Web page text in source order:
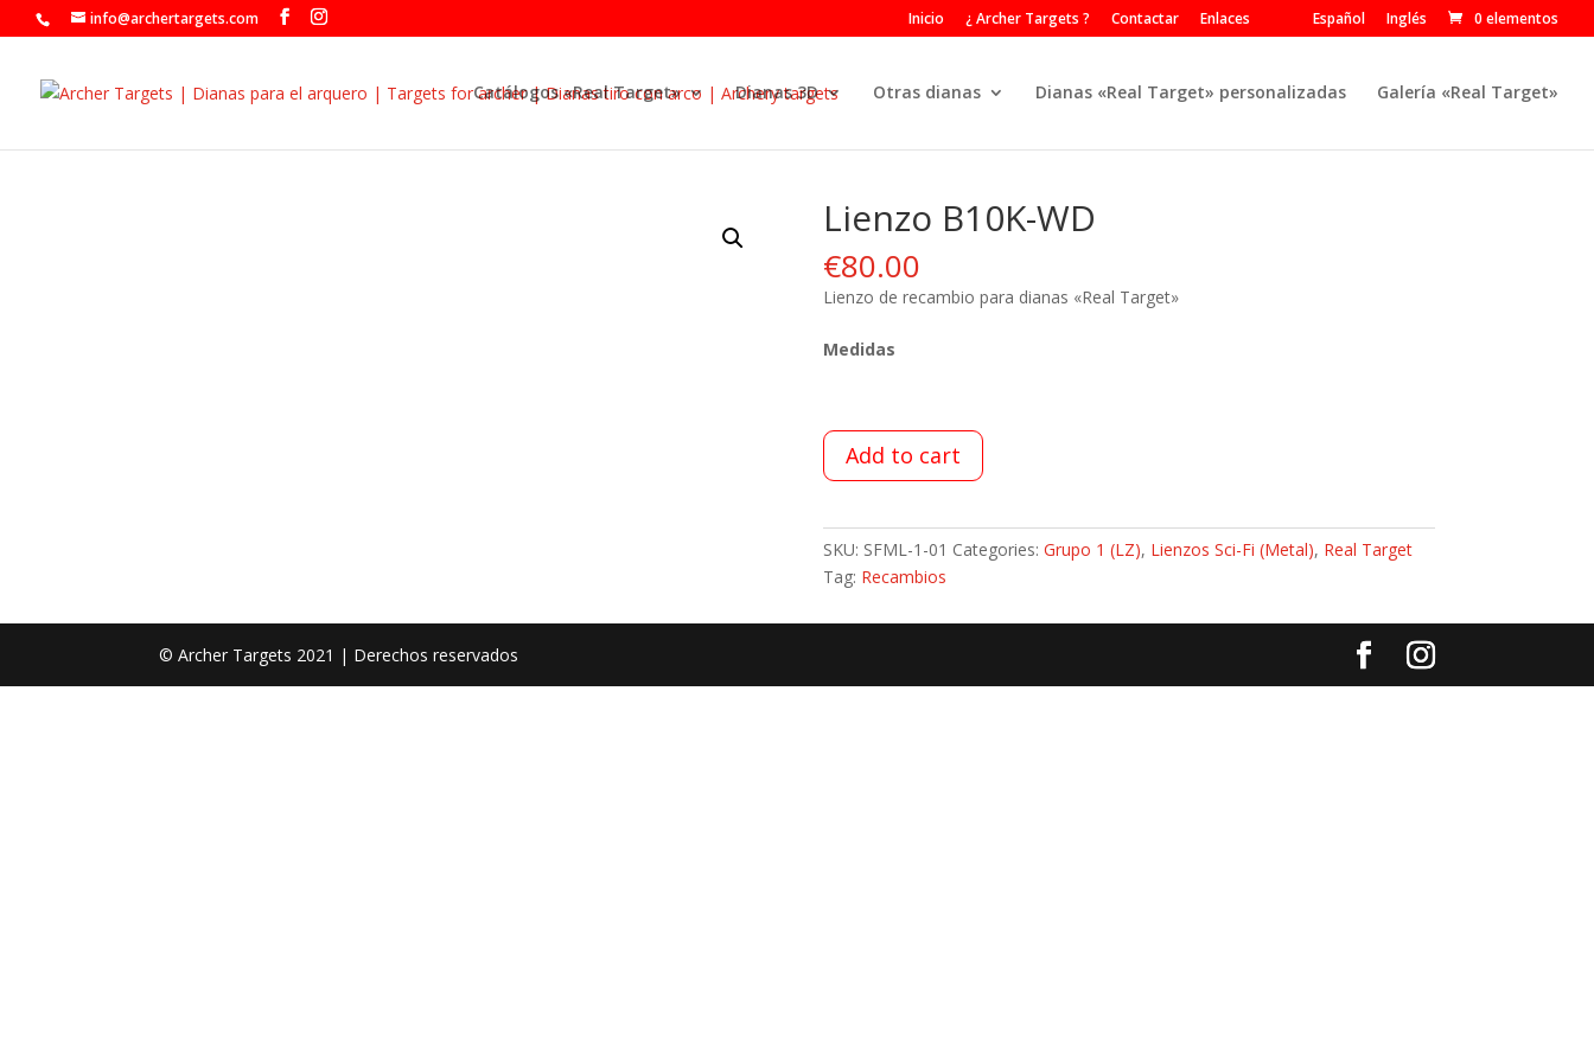
info@archertargets.com Inicio ¿ Archer Targets ? Contactar Enlaces Español Inglés 0 elementos
Catálogos «Real Target» Dianas 3D Otras dianas Dianas «Real Target» personalizadas Galería «Real Target»
Lienzo B10K-WD
€80.00
Lienzo de recambio para dianas «Real Target»
Medidas
Add to cart
SKU: SFML-1-01 Categories: Grupo 1 (LZ), Lienzos Sci-Fi (Metal), Real Target
Tag: Recambios
© Archer Targets 2021 | Derechos reservados